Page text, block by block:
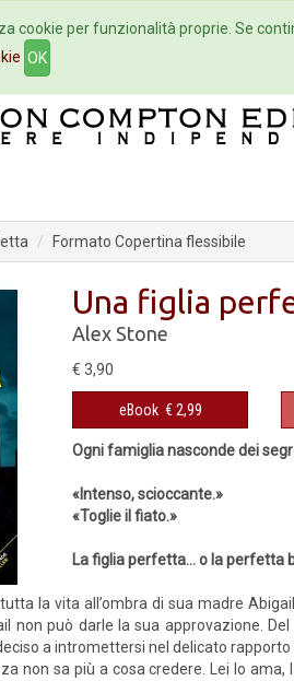
Autori Eventi
Formato Copertina flessibile
Una figlia
Alex Stone
€ 3,90
eBook € 2,99
Ogni famiglia nasconde dei
«Intenso, scioccante.»
«Toglie il fiato.»
La figlia perfetta… o la perfetta
la vita all’ombra di sua madre
non può darle la sua approvazione.
a intromettersi nel delicato
non sa più a cosa credere. Lei lo
cookie per funzionalità proprie. Se
OK